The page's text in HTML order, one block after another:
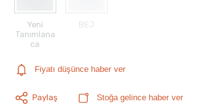
Yeni
Tanımlana
ca
BEJ
Fiyatı düşünce haber ver
Paylaş Stoğa gelince haber ver